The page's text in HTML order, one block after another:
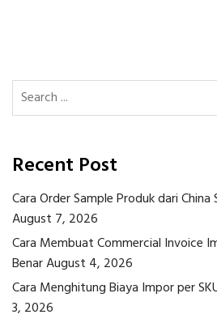
Recent Post
Cara Order Sample Produk dari
August 7, 2026
Cara Membuat Commercial Invoice
BenarAugust 4, 2026
Cara Menghitung Biaya Impor per
3, 2026